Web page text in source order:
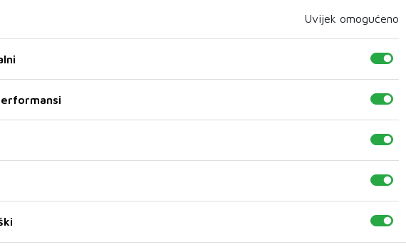
je potrebna vaša puna pažnja, stoga mu pružite
trenutno osjetljiv, stoga birajte isključivo lagane i
Izbjegavajte stresne situacije koje vam stvaraju
u punom zamahu i privlači poglede svih suradnika
preuzeti vodeću ulogu u prezentaciji novih ideja pred
pozornosti, što bi moglo zasmetati partneru ako ga
velikodušnost i uključite voljenu osobu u sve svoje
Uvijek omogućeno